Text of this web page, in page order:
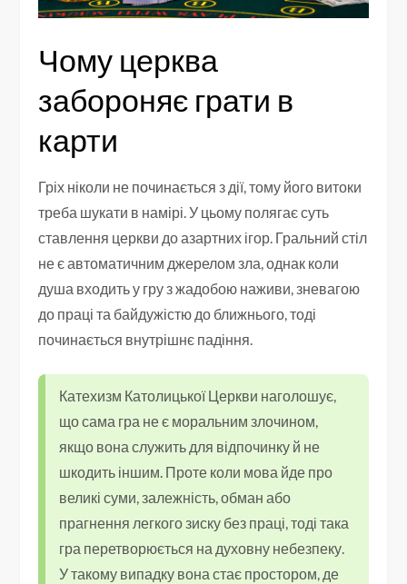
Чому церква
забороняє грати в
карти
Гріх ніколи не починається з дії, тому його витоки
треба шукати в намірі. У цьому полягає суть
ставлення церкви до азартних ігор. Гральний стіл
не є автоматичним джерелом зла, однак коли
душа входить у гру з жадобою наживи, зневагою
до праці та байдужістю до ближнього, тоді
починається внутрішнє падіння.
Катехизм Католицької Церкви наголошує,
що сама гра не є моральним злочином,
якщо вона служить для відпочинку й не
шкодить іншим. Проте коли мова йде про
великі суми, залежність, обман або
прагнення легкого зиску без праці, тоді така
гра перетворюється на духовну небезпеку.
У такому випадку вона стає простором, де